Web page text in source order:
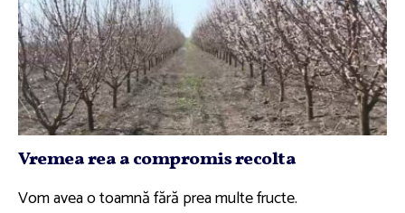
Vremea rea a compromis recolta
Vom avea o toamnă fără prea multe fructe.